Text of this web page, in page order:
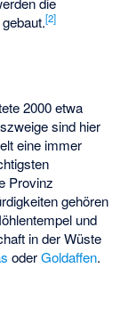
[2]
2000 etwa
sind hier
eine immer
Provinz
gehören
und
in der Wüste
oderGoldaffen.